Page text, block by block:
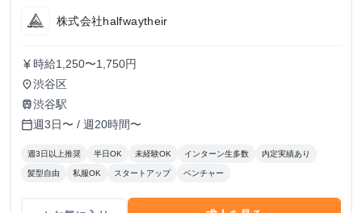
株式会社halfwaytheir
currency_yen 時給1,250〜1,750円
place渋谷区
train渋谷駅
calendar_today週3日〜 / 週20時間〜
週3日以上推奨 半日OK 未経験OK インターン生多数 内定実績あり
髪型自由 私服OK スタートアップ ベンチャー